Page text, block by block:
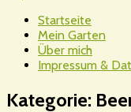
Startseite
Mein Garten
Über mich
Impressum &
Kategorie: